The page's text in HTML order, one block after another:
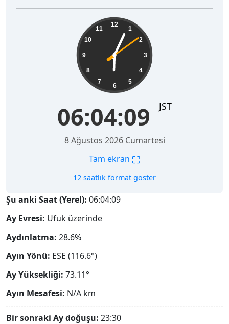
12
1
2
3
4
5
6
7
8
9
10
11
06:04:10 JST
8 Ağustos 2026 Cumartesi
Tam ekran ⛶
12 saatlik format göster
Şu anki Saat (Yerel): 06:04:10
Ay Evresi: Ufuk üzerinde
Aydınlatma: 28.6%
Ayın Yönü: ESE (116.6°)
Ay Yüksekliği: 73.11°
Ayın Mesafesi: N/A km
Bir sonraki Ay doğuşu: 23:30